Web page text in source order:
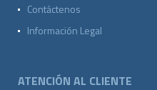
Contáctenos
Información Legal
ATENCIÓN AL CLIENTE